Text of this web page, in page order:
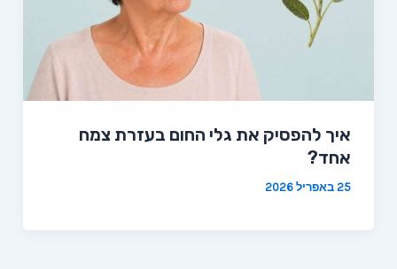
איך להפסיק את גלי החום בעזרת צמח
אחד?
25 באפריל 2026